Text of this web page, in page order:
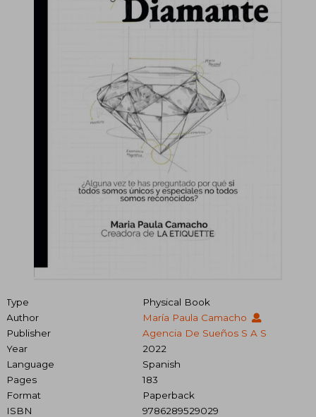
Type
Physical Book
Author
María Paula Camacho
Publisher
Agencia De Sueños S A S
Year
2022
Language
Spanish
Pages
183
Format
Paperback
ISBN
9786289529029